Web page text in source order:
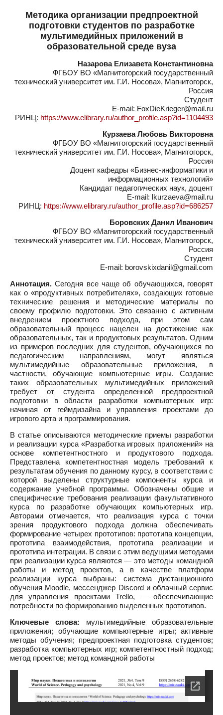
Методика организации предпроектной
подготовки студентов по разработке
мультимедийных приложений в
образовательной среде вуза
Назарова Елизавета Константиновна
ФГБОУ ВО «Магнитогорский государственный
технический университет им. Г.И. Носова», Магнитогорск,
Россия
Студент
E-mail: FoxDieKrieger@mail.ru
РИНЦ: https://www.elibrary.ru/author_profile.asp?id=1104493
Курзаева Любовь Викторовна
ФГБОУ ВО «Магнитогорский государственный
технический университет им. Г.И. Носова», Магнитогорск,
Россия
Доцент кафедры «Бизнес-информатики и
информационных технологий»
Кандидат педагогических наук, доцент
E-mail: lkurzaeva@mail.ru
РИНЦ: https://www.elibrary.ru/author_profile.asp?id=686257
Боровских Данил Иванович
ФГБОУ ВО «Магнитогорский государственный
технический университет им. Г.И. Носова», Магнитогорск,
Россия
Студент
E-mail: borovskixdanil@gmail.com
Аннотация. Сегодня все чаще об обучающихся, говорят
как о «продуктивных потребителях», создающих готовые
технические решения и методические материалы по
своему профилю подготовки. Это связанно с активным
внедрением проектного подхода, при этом сам
образовательный процесс нацелен на достижение как
образовательных, так и продуктовых результатов. Одним
из примеров последних для студентов, обучающихся по
педагогическим направлениям, могут являться
мультимедийные образовательные приложения, в
частности, обучающие компьютерные игры. Создание
таких образовательных мультимедийных приложений
требует от студента определенной предпроектной
подготовки в области разработки компьютерных игр:
начиная от геймдизайна и управления проектами до
игрового арта и программирования.
В статье описываются методические приемы разработки
и реализации курса «Разработка игровых приложений» на
основе компетентностного и продуктового подхода.
Представлена компетентностная модель требований к
результатам обучения по данному курсу, в соответствии с
которой выделены структурные компоненты курса и
содержание учебной программы. Обозначены общие и
специфические требования реализации факультативного
курса по разработке обучающих компьютерных игр.
Авторами отмечается, что реализация курса с точки
зрения продуктового подхода должна обеспечивать
формирование четырех прототипов: прототипа концепции,
прототипа взаимодействия, прототипа реализации и
прототипа интеграции. В связи с этим ведущими методами
при реализации курса являются — это методы командной
работы и метод проектов, а в качестве платформ
реализации курса выбраны: система дистанционного
обучения Moodle, мессенджер Discord и облачный сервис
для управления проектами Trello, — обеспечивающие
потребности по формированию выделенных прототипов.
Ключевые слова: мультимедийные образовательные
приложения; обучающие компьютерные игры; активные
методы обучения; предпроектная подготовка студентов;
разработка компьютерных игр; компетентностный подход;
метод проектов; метод командной работы